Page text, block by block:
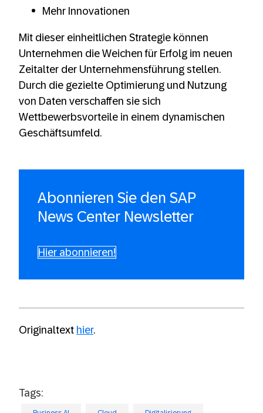
Mehr Innovationen
Mit dieser einheitlichen Strategie können
Unternehmen die Weichen für Erfolg im neuen
Zeitalter der Unternehmensführung stellen.
Durch die gezielte Optimierung und Nutzung
von Daten verschaffen sie sich
Wettbewerbsvorteile in einem dynamischen
Geschäftsumfeld.
Abonnieren Sie den SAP
News Center Newsletter
Hier abonnieren!
Originaltext hier.
Tags: